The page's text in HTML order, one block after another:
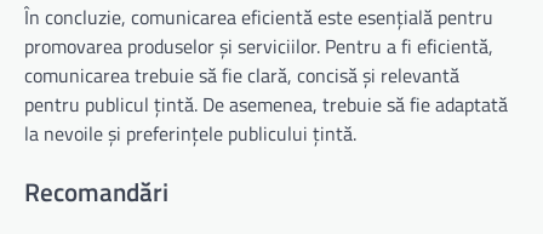
În concluzie, comunicarea eficientă este esențială pentru
promovarea produselor și serviciilor. Pentru a fi eficientă,
comunicarea trebuie să fie clară, concisă și relevantă
pentru publicul țintă. De asemenea, trebuie să fie adaptată
la nevoile și preferințele publicului țintă.
Recomandări